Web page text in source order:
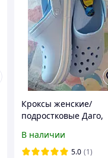
Кроксы женские/
подростковые Даго,
размеры. 38
В наличии
5.0 (1)